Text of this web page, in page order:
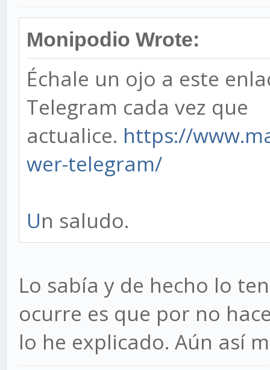
Monipodio Wrote:
Échale un ojo a este
Telegram cada vez que
actualice. https://
wer-telegram/
Un saludo.
Lo sabía y de hecho lo
ocurre es que por no
lo he explicado. Aún así